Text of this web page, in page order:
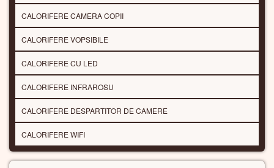
CALORIFERE CAMERA COPII
CALORIFERE VOPSIBILE
CALORIFERE CU LED
CALORIFERE INFRAROSU
CALORIFERE DESPARTITOR DE CAMERE
CALORIFERE WIFI